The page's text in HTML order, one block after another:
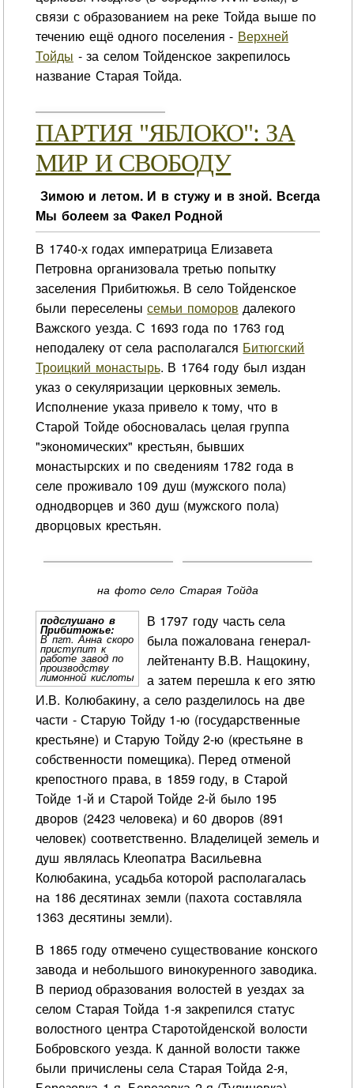
связи с образованием на реке Тойда выше по
течению ещё одного поселения - Верхней
Тойды - за селом Тойденское закрепилось
название Старая Тойда.
ПАРТИЯ "ЯБЛОКО": ЗА
МИР И СВОБОДУ
Зимою и летом. И в стужу и в зной. Всегда
Мы болеем за Факел Родной
В 1740-х годах императрица Елизавета
Петровна организовала третью попытку
заселения Прибитюжья. В село Тойденское
были переселенысемьи поморов далекого
Важского уезда. С 1693 года по 1763 год
неподалеку от села располагался Битюгский
Троицкий монастырь. В 1764 году был издан
указ о секуляризации церковных земель.
Исполнение указа привело к тому, что в
Старой Тойде обосновалась целая группа
"экономических" крестьян, бывших
монастырских и по сведениям 1782 года в
селе проживало 109 душ (мужского пола)
однодворцев и 360 душ (мужского пола)
дворцовых крестьян.
на фото cело Старая Тойда
подслушано в
Прибитюжье:
В пгт. Анна скоро
приступит к
работе завод по
производству
лимонной кислоты
В 1797 году часть села
была пожалована генерал-
лейтенанту В.В. Нащокину,
а затем перешла к его зятю
И.В. Колюбакину, а село разделилось на две
части - Старую Тойду 1-ю (государственные
крестьяне) и Старую Тойду 2-ю (крестьяне в
собственности помещика). Перед отменой
крепостного права, в 1859 году, в Старой
Тойде 1-й и Старой Тойде 2-й было 195
дворов (2423 человека) и 60 дворов (891
человек) соответственно. Владелицей земель и
душ являлась Клеопатра Васильевна
Колюбакина, усадьба которой располагалась
на 186 десятинах земли (пахота составляла
1363 десятины земли).
В 1865 году отмечено существование конского
завода и небольшого винокуренного заводика.
В период образования волостей в уездах за
селом Старая Тойда 1-я закрепился статус
волостного центра Старотойденской волости
Бобровского уезда. К данной волости также
были причислены села Старая Тойда 2-я,